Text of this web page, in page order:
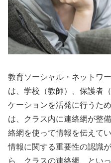
教育ソーシャル・ネットワ
は、学校（教師）、保護者
ケーションを活発に行うた
は、クラス内に連絡網が整
絡網を使って情報を伝えて
情報に関する重要性の認識
ら、クラスの連絡網、とい